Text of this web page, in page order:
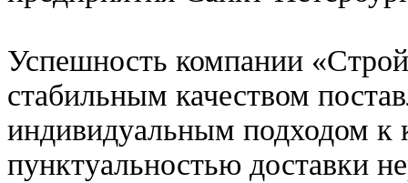
Успешность компании
стабильным качеством
индивидуальным подходом к
пунктуальностью доставки